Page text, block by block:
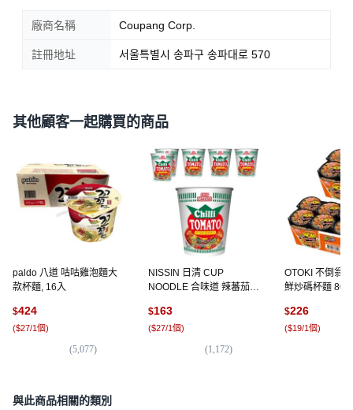
廠商名稱 Coupang Corp.
註冊地址 서울특별시 송파구 송파대로 570
其他顧客一起購買的商品
paldo 八道 咕咕雞泡麵大
款杯麵, 16入
$424
($27/1個)
(5,077)
NISSIN 日清 CUP
NOODLE 合味道 辣蕃茄杯
$163
($27/1個)
(1,172)
OTOKI 不倒翁
鮮炒碼杯麵
$226
($19/1個)
與此商品相關的類別